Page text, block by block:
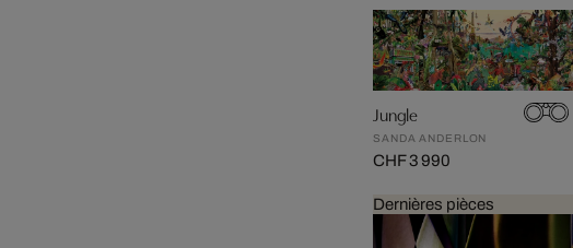
Jungle
SANDA ANDERLON
CHF 3 990
Dernières pièces